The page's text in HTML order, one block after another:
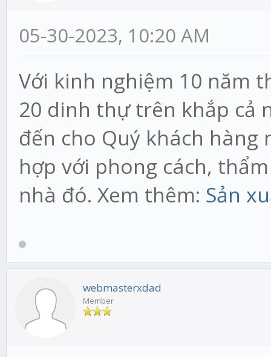
05-30-2023, 10:20 AM
Với kinh nghiệm 10 năm
20 dinh thự trên khắp cả
đến cho Quý khách
hợp với phong cách,
nhà đó. Xem thêm: Sản
webmasterxdad
Member